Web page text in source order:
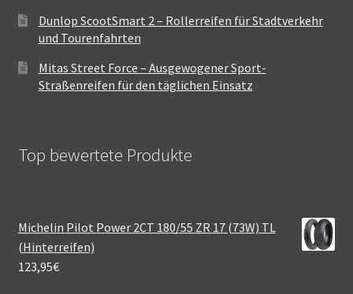
Dunlop ScootSmart 2 – Rollerreifen für Stadtverkehr
und Tourenfahrten
Mitas Street Force – Ausgewogener Sport-
Straßenreifen für den täglichen Einsatz
Top bewertete Produkte
Michelin Pilot Power 2CT 180/55 ZR 17 (73W) TL
(Hinterreifen)
123,95€